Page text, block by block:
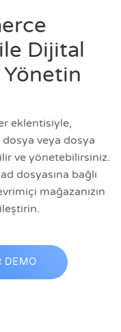
Dijital
eklentisiyle,
veya dosya
ve yönetebilirsiniz.
dosyasına bağlı
mağazanızın
DEMO